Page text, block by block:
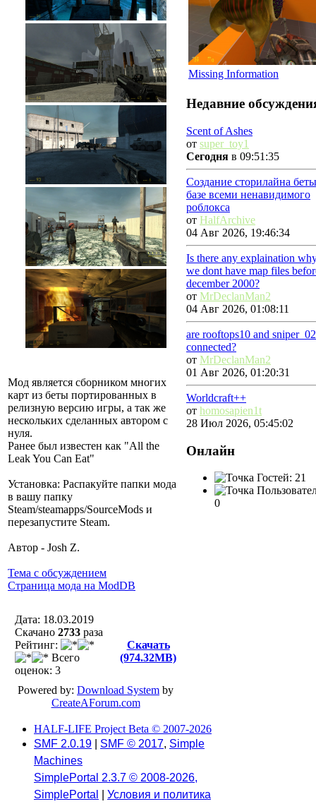
Мод является сборником многих
карт из беты портированных в
релизную версию игры, а так же
нескольких сделанных автором с
нуля.
Ранее был известен как "All the
Leak You Can Eat"
Установка: Распакуйте папки мода
в вашу папку
Steam/steamapps/SourceMods и
перезапустите Steam.
Автор - Josh Z.
Тема с обсуждением
Страница мода на ModDB
Дата: 18.03.2019
Скачано 2733 разa
Рейтинг:
Всего
оценок: 3
Скачать
(974.32MB)
Powered by: Download System by
CreateAForum.com
Missing Information
Недавние
Scent of Ashes
от super_toy1
Сегодня в 09:51:35
Создание сторилайна
базе всеми ненавидимого
роблокса
от HalfArchive
04 Авг 2026, 19:46:34
Is there any explaination
we dont have map files
december 2000?
от MrDeclanMan2
04 Авг 2026, 01:08:11
are rooftops10 and
connected?
от MrDeclanMan2
01 Авг 2026, 01:20:31
Worldcraft++
от homosapien1t
28 Июл 2026, 05:45:02
Онлайн
Гостей: 21
0
HALF-LIFE Project Beta © 2007-2026
SMF 2.0.19
SMF © 2017, Simple
Machines
SimplePortal 2.3.7 © 2008-2026,
SimplePortal
Условия и политика